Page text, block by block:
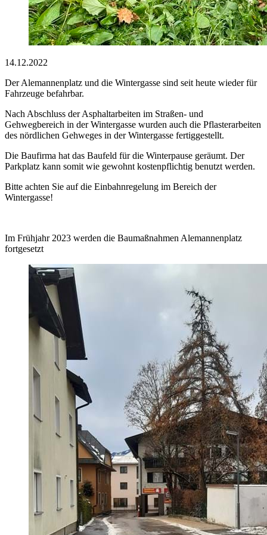
14.12.2022
Der Alemannenplatz und die Wintergasse sind seit heute wieder für
Fahrzeuge befahrbar.
Nach Abschluss der Asphaltarbeiten im Straßen- und
Gehwegbereich in der Wintergasse wurden auch die Pflasterarbeiten
des nördlichen Gehweges in der Wintergasse fertiggestellt.
Die Baufirma hat das Baufeld für die Winterpause geräumt. Der
Parkplatz kann somit wie gewohnt kostenpflichtig benutzt werden.
Bitte achten Sie auf die Einbahnregelung im Bereich der
Wintergasse!
Im Frühjahr 2023 werden die Baumaßnahmen Alemannenplatz
fortgesetzt